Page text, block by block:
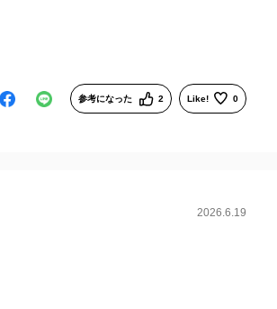
参考になった 2 Like! 0
2026.6.19